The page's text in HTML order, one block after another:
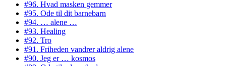
#96. Hvad masken gemmer
#95. Ode til dit barnebarn
#94. … alene …
#93. Healing
#92. Tro
#91. Friheden vandrer aldrig alene
#90. Jeg er … kosmos